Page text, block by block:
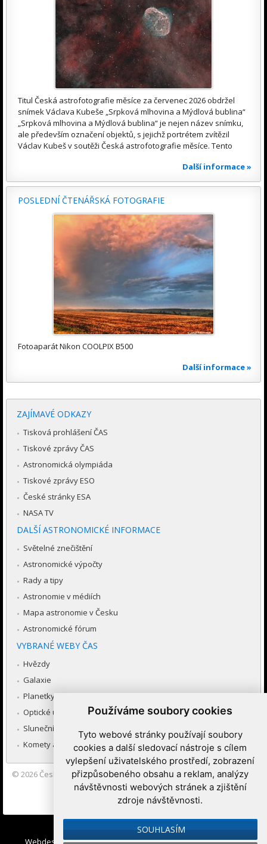
Používáme soubory cookies
Tyto webové stránky používají soubory
cookies a další sledovací nástroje s cílem
vylepšení uživatelského prostředí, zobrazení
přizpůsobeného obsahu a reklam, analýzy
návštěvnosti webových stránek a zjištění
zdroje návštěvnosti.
SOUHLASÍM
Titul Česká astrofotografie měsíce za červenec 2026 obdržel
snímek Václava Kubeše „Srpková mlhovina a Mýdlová bublina“
„Srpková mlhovina a Mýdlová bublina“ je nejen název snímku,
ale především označení objektů, s jejichž portrétem zvítězil
Václav Kubeš v soutěži Česká astrofotografie měsíce. Tento
Další informace »
POSLEDNÍ ČTENÁŘSKÁ FOTOGRAFIE
Fotoaparát Nikon COOLPIX B500
Další informace »
ZAJÍMAVÉ ODKAZY
Tisková prohlášení ČAS
Tiskové zprávy ČAS
Astronomická olympiáda
Tiskové zprávy ESO
České stránky ESA
NASA TV
DALŠÍ ASTRONOMICKÉ INFORMACE
Světelné znečištění
Astronomické výpočty
Rady a tipy
Astronomie v médiích
Mapa astronomie v Česku
Astronomické fórum
VYBRANÉ WEBY ČAS
Hvězdy
Galaxie
Planetky
Optické úkazy v atmosféře
Sluneční soustava
Komety a meteory
© 2026 Česká astronomická společnost|Hvězdárna a planetárium
Brno spolupracuje se serverem Astro.cz
Webdesign:Medio interactive, Redakční systémIbis CMS: